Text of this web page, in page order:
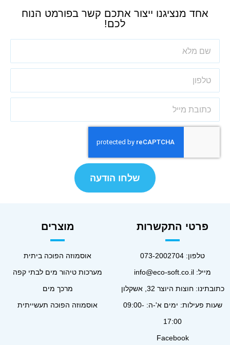
אחד מנציגנו ייצור אתכם קשר בפורמט הנוח
לכם!
שלחו הודעה
פרטי התקשרות
טלפון: 073-2002704
מייל: info@eco-soft.co.il
כתובתינו: חוצות היוצר 32, אשקלון
שעות פעילות: ימים א'-ה: 09:00-
17:00
Facebook
מוצרים
אוסמוזה הפוכה ביתית
מערכות טיהור מים לבתי קפה
מרכך מים
אוסמוזה הפוכה תעשייתית